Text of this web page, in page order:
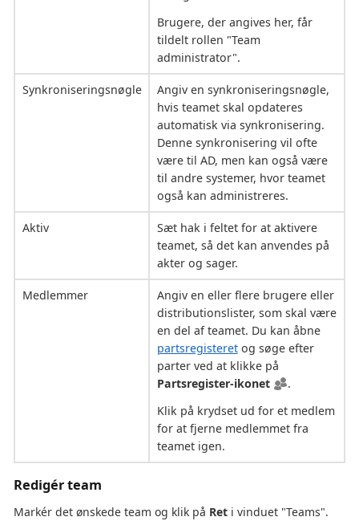
Brugere, der angives her, får
tildelt rollen "Team
administrator".
Synkroniseringsnøgle
Angiv en synkroniseringsnøgle,
hvis teamet skal opdateres
automatisk via synkronisering.
Denne synkronisering vil ofte
være til AD, men kan også være
til andre systemer, hvor teamet
også kan administreres.
Aktiv
Sæt hak i feltet for at aktivere
teamet, så det kan anvendes på
akter og sager.
Medlemmer
Angiv en eller flere brugere eller
distributionslister, som skal være
en del af teamet. Du kan åbne
partsregisteretog søge efter
parter ved at klikke på
Partsregister-ikonet
.
Klik på krydset ud for et medlem
for at fjerne medlemmet fra
teamet igen.
Redigér team
Markér det ønskede team og klik på Ret i vinduet "Teams".